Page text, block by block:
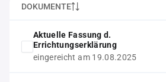
DOKUMENTE
Aktuelle Fassung d.
Errichtungserklärung
eingereicht am 19.08.2025